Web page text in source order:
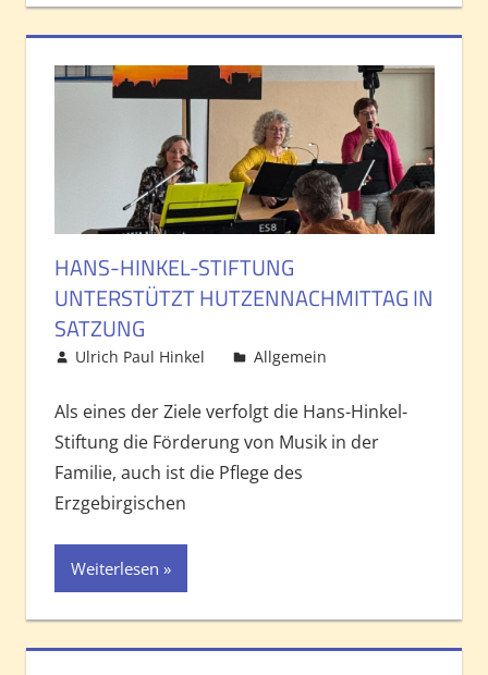
HANS-HINKEL-STIFTUNG
UNTERSTÜTZT HUTZENNACHMITTAG IN
SATZUNG
Ulrich Paul Hinkel Allgemein
Als eines der Ziele verfolgt die Hans-Hinkel-
Stiftung die Förderung von Musik in der
Familie, auch ist die Pflege des
Erzgebirgischen
Weiterlesen